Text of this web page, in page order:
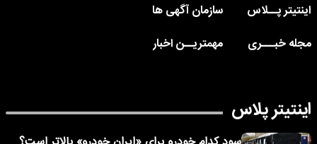
اینتیتر پــلاس
سازمان آگهی ها
مجله خبـــری
مهمتریــن اخبار
اینتیتر پلاس